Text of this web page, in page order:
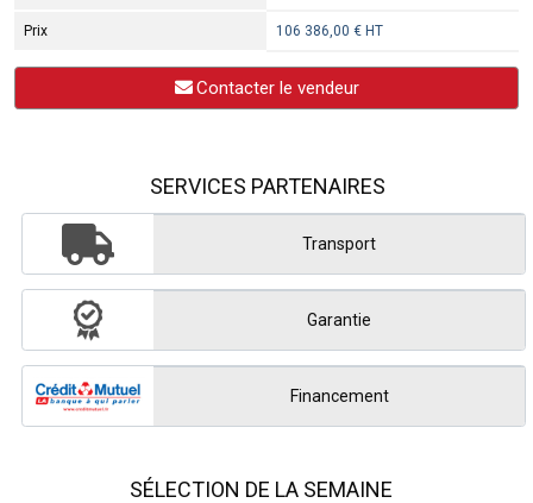
Prix 106 386,00 € HT
Contacter le vendeur
SERVICES PARTENAIRES
Transport
Garantie
Financement
SÉLECTION DE LA SEMAINE